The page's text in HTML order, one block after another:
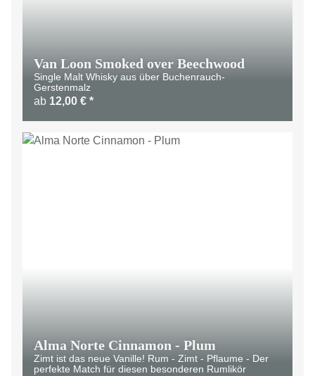
Van Loon Smoked over Beechwood
Single Malt Whisky aus über Buchenrauch-
Gerstenmalz
ab 12,00 € *
Alma Norte Cinnamon - Plum
Zimt ist das neue Vanille! Rum - Zimt - Pflaume - Der
perfekte Match für diesen besonderen Rumlikör